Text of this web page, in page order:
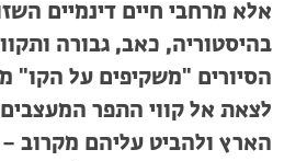
אלא מרחבי חיים דינמיים
בהיסטוריה, כאב, גבורה
הסיורים "משקיפים על הקו"
לצאת אל קווי התפר
הארץ ולהביט עליהם מקרוב –